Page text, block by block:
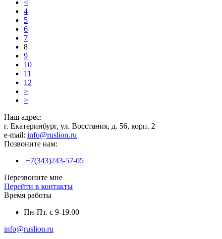
<
4
5
6
7
8
9
10
11
12
>
>|
Наш адрес:
г. Екатеринбург, ул. Восстания, д. 56, корп. 2
e-mail: info@ruslion.ru
Позвоните нам:
+7(343)243-57-05
Перезвоните мне
Перейти в контакты
Время работы
Пн-Пт. с 9-19.00
info@ruslion.ru